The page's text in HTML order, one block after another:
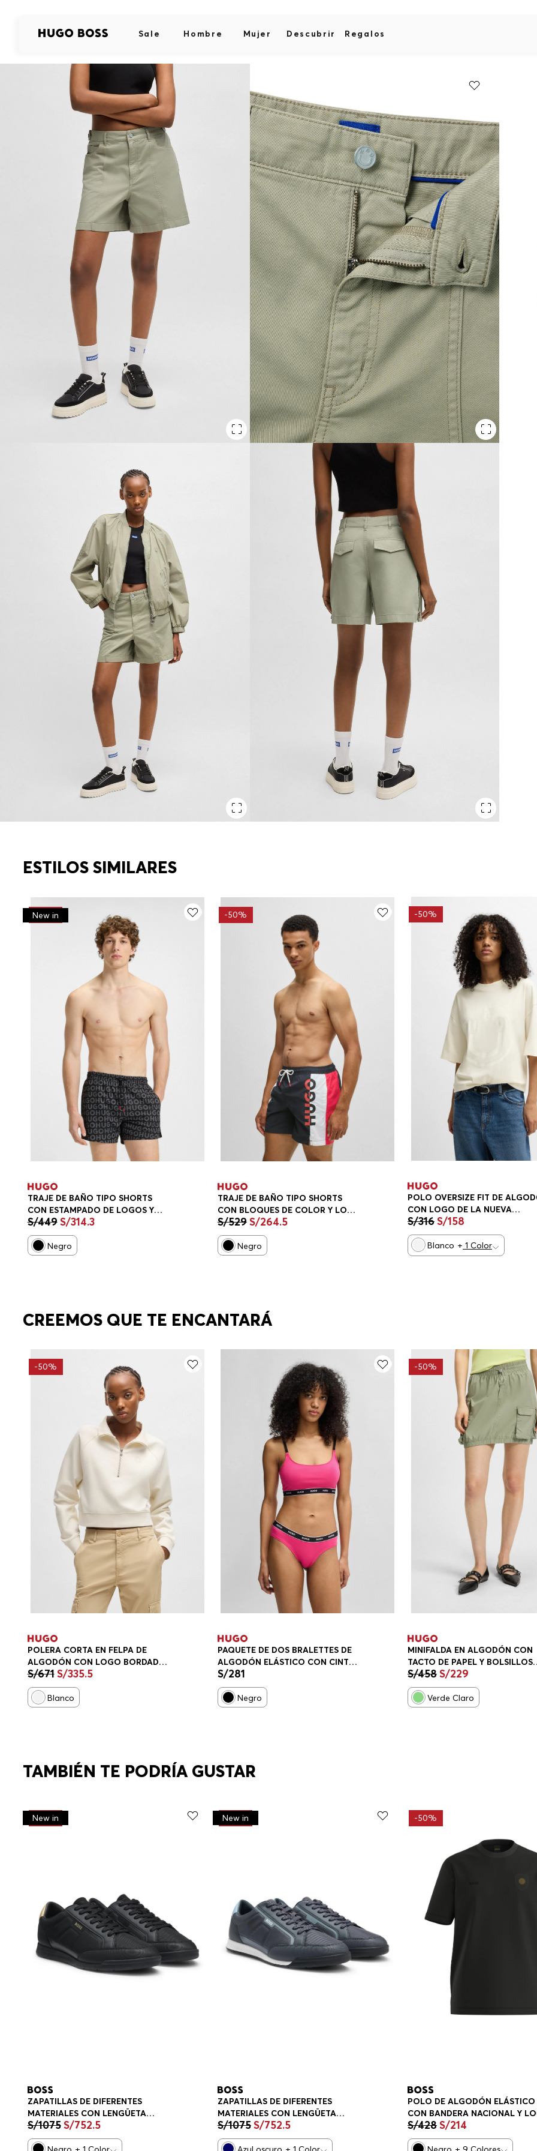
Sale Hombre Mujer Descubrir Regalos
ESTILOS SIMILARES
-30%
New in
TRAJE DE BAÑO TIPO SHORTS
CON ESTAMPADO DE LOGOS Y
CORDÓN EN LA CINTURA TRAJE
DE BAÑO HOMBRE
S/449 S/314.3
Negro
-50%
TRAJE DE BAÑO TIPO SHORTS
CON BLOQUES DE COLOR Y LOGO
A DOS TONOS TRAJE DE BAÑO
HOMBRE
S/529S/264.5
Negro
-50%
POLO OVERSIZE FIT DE
CON LOGO DE LA NUEVA
TEMPORADA PLAYERA OVERSIZE
FIT MUJER
S/316S/158
Blanco + 1 Color
CREEMOS QUE TE ENCANTARÁ
-50%
POLERA CORTA EN FELPA DE
ALGODÓN CON LOGO BORDADO
SUDADERA RELAXED FIT MUJER
S/671 S/335.5
Blanco
PAQUETE DE DOS BRALETTES DE
ALGODÓN ELÁSTICO CON CINTA
DE LOGO BRA MUJER
S/281
Negro
-50%
MINIFALDA EN ALGODÓN CON
TACTO DE PAPEL Y BOLSILLOS
CARGO FALDA MUJER
S/458S/229
Verde Claro
TAMBIÉN TE PODRÍA GUSTAR
-30%
New in
ZAPATILLAS DE DIFERENTES
MATERIALES CON LENGÜETA
TRASERA EN CONTRASTE
ZAPATILLAS HOMBRE
S/1075 S/752.5
-30%
New in
ZAPATILLAS DE DIFERENTES
MATERIALES CON LENGÜETA
TRASERA EN CONTRASTE
ZAPATILLAS HOMBRE
S/1075S/752.5
-50%
POLO DE ALGODÓN ELÁSTICO
CON BANDERA NACIONAL Y
PLAYERA REGULAR FIT HOMBRE
S/428S/214